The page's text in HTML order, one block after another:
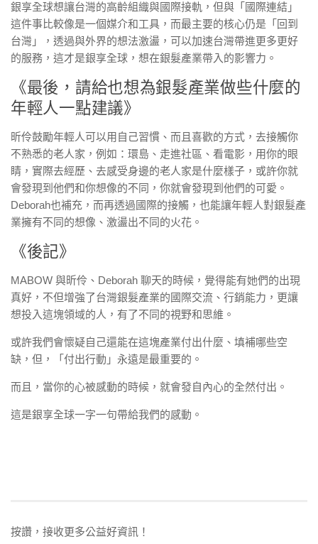
銀享全球想讓台灣的高齡組織與國際接軌，但與「國際連結」
這件事比較像是一個媒介和工具，而最主要的核心仍是「回到
台灣」，透過與外界的想法激盪，可以加速台灣帶進更多更好
的服務，這才是銀享全球，想在銀髮產業帶入的影響力。
《最後，請給也想為銀髮產業做些什麼的
年輕人一點建議》
昕伶鼓勵年輕人可以用自己習慣、而且喜歡的方式，去接觸你
不熟悉的老人家，例如：環島、走進社區、看電影，用你的眼
睛，實際去經歷、去感受身邊的老人家是什麼樣子，或許你就
會發現到他們和你想像的不同，你就會發現到他們的可愛。
Deborah也補充，而再透過國際的接觸，也能讓年輕人對銀髮產
業擁有不同的想像、激盪出不同的火花。
《後記》
MABOW 與昕伶、Deborah 聊天的時候，覺得能有她們的出現
真好，不但增強了台灣銀髮產業的國際交流、行銷能力，更讓
想投入這塊領域的人，有了不同的視野和思維。
或許我們會懷疑自己還能在這塊產業付出什麼、填補哪些空
缺，但，「付出行動」永遠是最重要的。
而且，當你的心被感動的時候，就會發自內心的全然付出。
這是銀享全球一字一句帶給我們的感動。
按讚，接收更多公益好資訊！